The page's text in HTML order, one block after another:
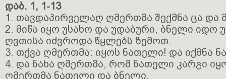
დაბ. 1, 1-13
1. თავდაპირველაღ ღმერთმა შექმნა ცა და
2. მიწა იყო უსახო და უდაბური, ბნელი
ღვთისა იძვროდა წყლებს ზემოთ.
3. თქვა ღმერთმა: იყოს ნათელი! და იქმნა
4. და ნახა ღმერთმა, რომ ნათელი კარგი
ღმერთმა ნათელი და ბნელი.